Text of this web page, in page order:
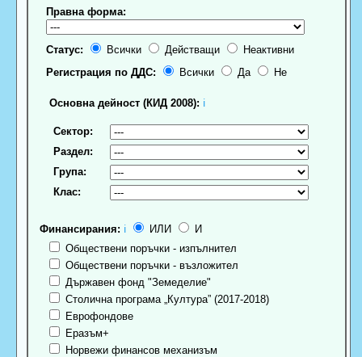
Правна форма:
Статус: Всички Действащи
Неактивни
Регистрация по ДДС:
Всички Да Не
Основна дейност (КИД 2008): ℹ
Сектор:
Раздел:
Група:
Клас:
Финансирания: ℹ ИЛИ
И
Обществени поръчки - изпълнител
Обществени поръчки - възложител
Държавен фонд "Земеделие"
Столична програма „Култура” (2017-2018)
Еврофондове
Еразъм+
Норвежи финансов механизъм